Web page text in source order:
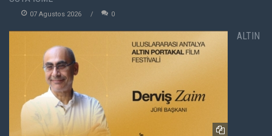
07 Agustos 2026 0
ALTIN